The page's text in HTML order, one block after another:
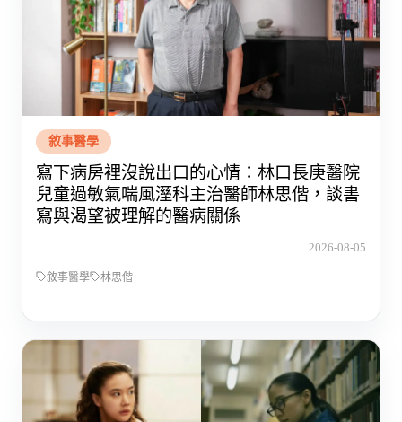
敘事醫學
寫下病房裡沒說出口的心情：林口長庚醫院
兒童過敏氣喘風溼科主治醫師林思偕，談書
寫與渴望被理解的醫病關係
2026-08-05
敘事醫學 林思偕